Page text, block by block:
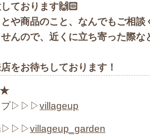
ております🙌🏻
や商品のこと、なんでもご相談
んので、近くに立ち寄った際な
をお待ちしております！
プ▷▷▷villageup
▷▷▷villageup_garden